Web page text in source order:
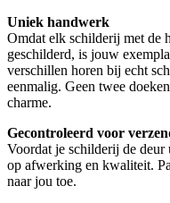
Uniek handwerk
Omdat elk schilderij met de
geschilderd, is jouw
verschillen horen bij echt
eenmalig. Geen twee
charme.
Gecontroleerd voor
Voordat je schilderij de
op afwerking en kwaliteit.
naar jou toe.